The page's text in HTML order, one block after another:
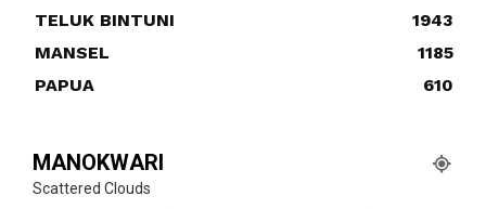
TELUK BINTUNI
1943
MANSEL
1185
PAPUA
610
MANOKWARI
Scattered Clouds